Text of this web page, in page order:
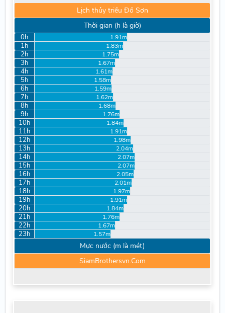
Lịch thủy triều Đồ Sơn
Thời gian (h là giờ)
0h 1.91m
1h 1.83m
2h 1.75m
3h 1.67m
4h 1.61m
5h 1.58m
6h 1.59m
7h 1.62m
8h 1.68m
9h 1.76m
10h 1.84m
11h 1.91m
12h 1.98m
13h 2.04m
14h 2.07m
15h 2.07m
16h 2.05m
17h 2.01m
18h 1.97m
19h 1.91m
20h 1.84m
21h 1.76m
22h 1.67m
23h 1.57m
Mực nước (m là mét)
SiamBrothersvn.Com